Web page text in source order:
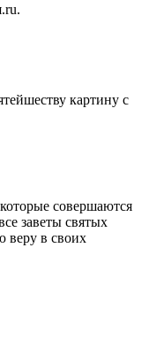
картину с
совершаются
заветы святых
веру в своих